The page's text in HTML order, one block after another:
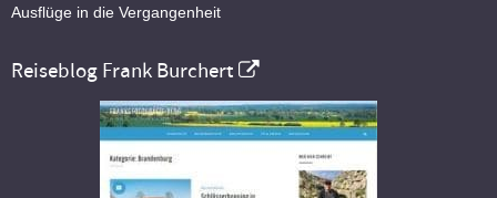
Ausflüge in die Vergangenheit
Reiseblog Frank Burchert